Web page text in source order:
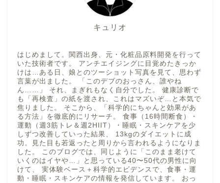
キュリオ
はじめまして。関西出身、元・化粧品原料開発を行って
いた技術者です。 アンチエイジングに目覚めたきっか
けは…ある日、娘とのツーショット写真を見て、思わず
言葉が出ました。 「このデブのおっさん、誰やね
ん……」 それ、まぎれもなく自分でした。 健康診断で
も「再検査」の紙を渡され、これはマズいぞ…と本気で
焦りました。 そこから、「科学的にちゃんと効果があ
る方法」を徹底的にリサーチ。 食事（16時間断食）・
運動（週3筋トレ＆週2HIIT）・睡眠・スキンケアを少
しずつ改善していった結果、 13kgのダイエットに成
功。見た目も若返ったと周りから言われるようになりま
した。 このブログでは、同じように「このまま老けて
いくのはイヤや…」と思っている40〜50代の男性に向
けて、 実体験ベース＋科学的エビデンスで、食事・運
動・睡眠・スキンケアの情報を発信しています。 おっ